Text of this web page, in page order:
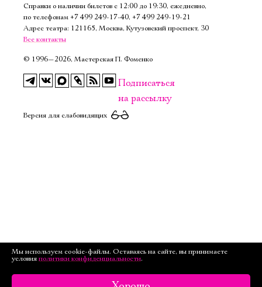
Справки о наличии билетов с 12:00 до 19:30, ежедневно,
по телефонам +7 499 249‑17‑40, +7 499 249‑19‑21
Адрес театра: 121165, Москва, Кутузовский проспект, 30
Все контакты
© 1996—2026, Мастерская П. Фоменко
Подписаться
на рассылку
Версия для слабовидящих
Мы используем cookie-файлы. Оставаясь на сайте, вы принимаете
условия политики конфиденциальности.